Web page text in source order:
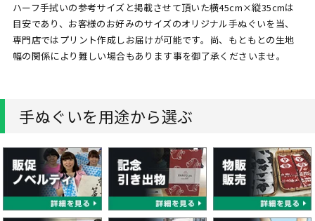
ハーフ手拭いの参考サイズと掲載させて頂いた横45cm×縦35cmは
目安であり、お客様のお好みのサイズのオリジナル手ぬぐいを当、
専門店ではプリント作成しお届けが可能です。尚、もともとの生地
幅の関係により難しい場合もあります事を御了承くださいませ。
手ぬぐいを用途から選ぶ